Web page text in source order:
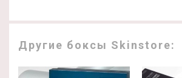
Другие боксы Skinstore: